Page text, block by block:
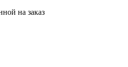
на заказ